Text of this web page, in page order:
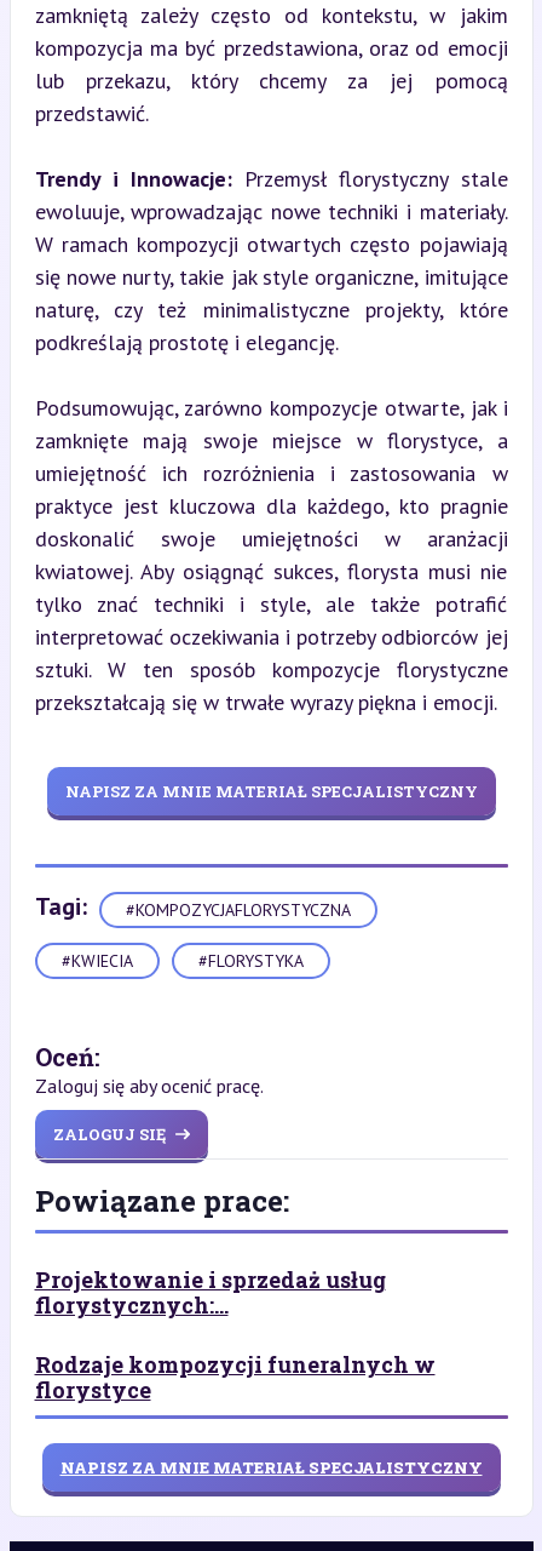
zamkniętą zależy często od kontekstu, w jakim
kompozycja ma być przedstawiona, oraz od emocji
lub przekazu, który chcemy za jej pomocą
przedstawić.
Trendy i Innowacje: Przemysł florystyczny stale
ewoluuje, wprowadzając nowe techniki i materiały.
W ramach kompozycji otwartych często pojawiają
się nowe nurty, takie jak style organiczne, imitujące
naturę, czy też minimalistyczne projekty, które
podkreślają prostotę i elegancję.
Podsumowując, zarówno kompozycje otwarte, jak i
zamknięte mają swoje miejsce w florystyce, a
umiejętność ich rozróżnienia i zastosowania w
praktyce jest kluczowa dla każdego, kto pragnie
doskonalić swoje umiejętności w aranżacji
kwiatowej. Aby osiągnąć sukces, florysta musi nie
tylko znać techniki i style, ale także potrafić
interpretować oczekiwania i potrzeby odbiorców jej
sztuki. W ten sposób kompozycje florystyczne
przekształcają się w trwałe wyrazy piękna i emocji.
NAPISZ ZA MNIE MATERIAŁ SPECJALISTYCZNY
Tagi: #KOMPOZYCJAFLORYSTYCZNA
#KWIECIA #FLORYSTYKA
Oceń:
Zaloguj się aby ocenić pracę.
ZALOGUJ SIĘ
Powiązane prace:
Projektowanie i sprzedaż usług
florystycznych:...
Rodzaje kompozycji funeralnych w
florystyce
NAPISZ ZA MNIE MATERIAŁ SPECJALISTYCZNY